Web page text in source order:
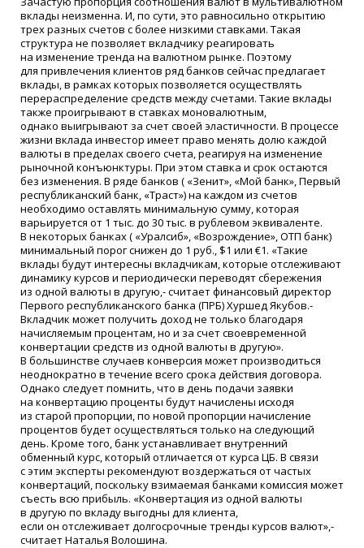
вклады неизменна. И, по сути, это равносильно открытию
трех разных счетов с более низкими ставками. Такая
структура не позволяет вкладчику реагировать
на изменение тренда на валютном рынке. Поэтому
для привлечения клиентов ряд банков сейчас предлагает
вклады, в рамках которых позволяется осуществлять
перераспределение средств между счетами. Такие вклады
также проигрывают в ставках моновалютным,
однако выигрывают за счет своей эластичности. В процессе
жизни вклада инвестор имеет право менять долю каждой
валюты в пределах своего счета, реагируя на изменение
рыночной конъюнктуры. При этом ставка и срок остаются
без изменения. В ряде банков ( «Зенит», «Мой банк», Первый
республиканский банк, «Траст») на каждом из счетов
необходимо оставлять минимальную сумму, которая
варьируется от 1 тыс. до 30 тыс. в рублевом эквиваленте.
В некоторых банках( «Уралсиб», «Возрождение», ОТП банк)
минимальный порог снижен до 1 руб., $1 или €1. «Такие
вклады будут интересны вкладчикам, которые отслеживают
динамику курсов и периодически переводят сбережения
из одной валюты в другую,- считает финансовый директор
Первого республиканского банка (ПРБ) Хуршед Якубов.-
Вкладчик может получить доход не только благодаря
начисляемым процентам, но и за счет своевременной
конвертации средств из одной валюты в другую».
В большинстве случаев конверсия может производиться
неоднократно в течение всего срока действия договора.
Однако следует помнить, что в день подачи заявки
на конвертацию проценты будут начислены исходя
из старой пропорции, по новой пропорции начисление
процентов будет осуществляться только на следующий
день. Кроме того, банк устанавливает внутренний
обменный курс, который отличается от курса ЦБ. В связи
с этим эксперты рекомендуют воздержаться от частых
конвертаций, поскольку взимаемая банками комиссия может
съесть всю прибыль. «Конвертация из одной валюты
в другую по вкладу выгодны для клиента,
если он отслеживает долгосрочные тренды курсов валют»,-
считает Наталья Волошина.